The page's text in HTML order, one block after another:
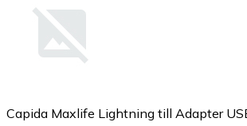
Capida Maxlife Lightning till Adapter